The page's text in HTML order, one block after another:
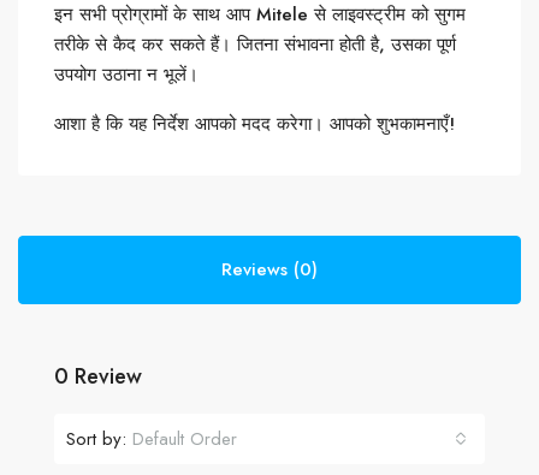
इन सभी प्रोग्रामों के साथ आप Mitele से लाइवस्ट्रीम को सुगम
तरीके से कैद कर सकते हैं। जितना संभावना होती है, उसका पूर्ण
उपयोग उठाना न भूलें।
आशा है कि यह निर्देश आपको मदद करेगा। आपको शुभकामनाएँ!
Reviews (0)
0 Review
Sort by: Default Order